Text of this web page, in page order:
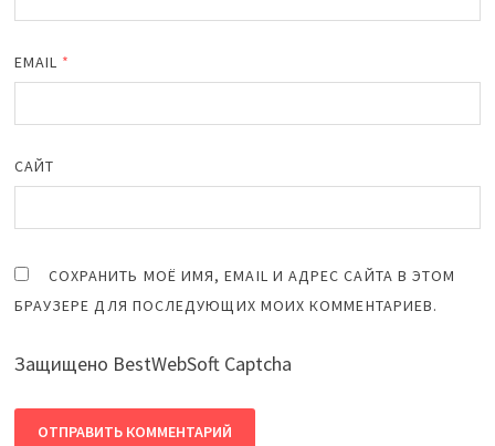
EMAIL *
САЙТ
СОХРАНИТЬ МОЁ ИМЯ, EMAIL И АДРЕС САЙТА В ЭТОМ
БРАУЗЕРЕ ДЛЯ ПОСЛЕДУЮЩИХ МОИХ КОММЕНТАРИЕВ.
Защищено BestWebSoft Captcha